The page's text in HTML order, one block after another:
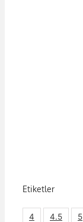
Etiketler
4 4.5 5